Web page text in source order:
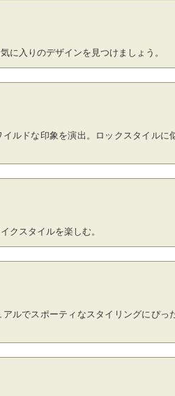
に入りのデザインを見つけましょう。
ルドな印象を演出。ロックスタイルに
クスタイルを楽しむ。
ルでスポーティなスタイリングにぴっ